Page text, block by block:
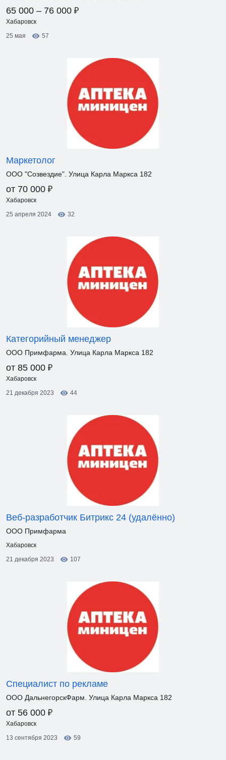
65 000 – 76 000 ₽
Хабаровск
25 мая
57
Маркетолог
ООО "Созвездие". Улица Карла Маркса 182
от 70 000 ₽
Хабаровск
25 апреля 2024
32
Категорийный менеджер
ООО Примфарма. Улица Карла Маркса 182
от 85 000 ₽
Хабаровск
21 декабря 2023
44
Веб-разработчик Битрикс 24 (удалённо)
ООО Примфарма
Хабаровск
21 декабря 2023
107
Специалист по рекламе
ООО ДальнегорскФарм. Улица Карла Маркса 182
от 56 000 ₽
Хабаровск
13 сентября 2023
59